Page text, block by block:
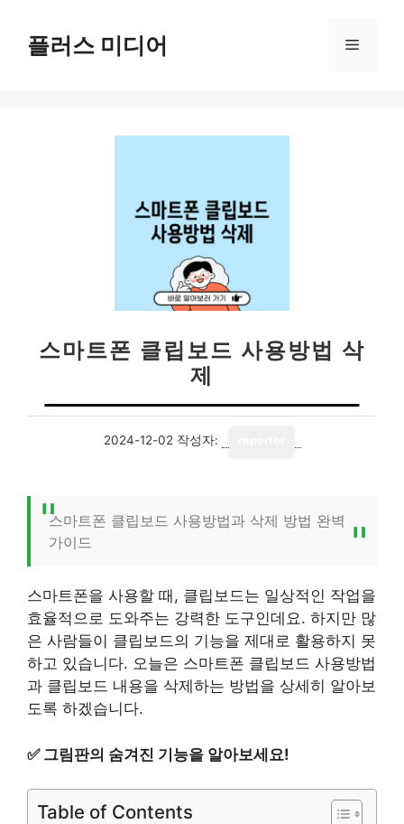
플러스 미디어 메
스마트폰 클립보드 사용방법 삭
제
2024-12-02 작성자:
스마트폰 클립보드 사용방법과 삭제 방법 완벽
가이드
스마트폰을 사용할 때, 클립보드는 일상적인 작업을
효율적으로 도와주는 강력한 도구인데요. 하지만 많
은 사람들이 클립보드의 기능을 제대로 활용하지 못
하고 있습니다. 오늘은 스마트폰 클립보드 사용방법
과 클립보드 내용을 삭제하는 방법을 상세히 알아보
도록 하겠습니다.
✅ 그림판의 숨겨진 기능을 알아보세요!
Table of Contents